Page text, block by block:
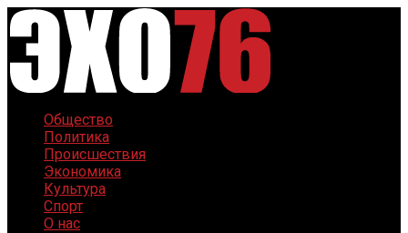
Общество
Политика
Происшествия
Экономика
Культура
Спорт
О нас